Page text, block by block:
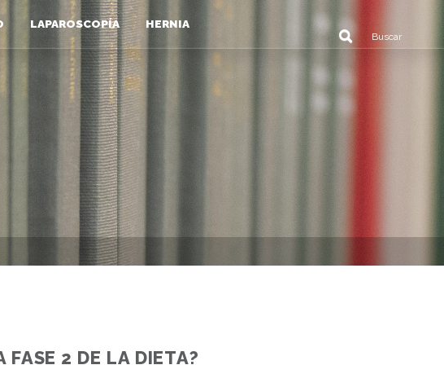
LAPAROSCOPÍA HERNIA
FASE 2 DE LA DIETA?